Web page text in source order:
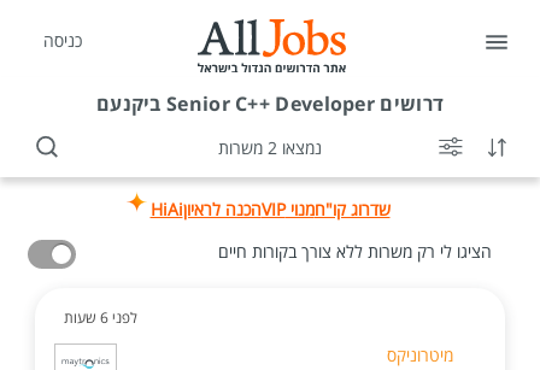
כניסה
דרושים Senior C++ Developer ביקנעם
נמצאו 2 משרות
שדרוג קו"חמנוי VIP הכנה לראיוןHiAi
הציגו לי רק משרות ללא צורך בקורות חיים
לפני 6 שעות
מיטרוניקס